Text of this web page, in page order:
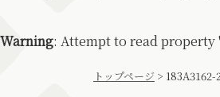
Warning: Attempt to read property
トップページ > 183A3162-